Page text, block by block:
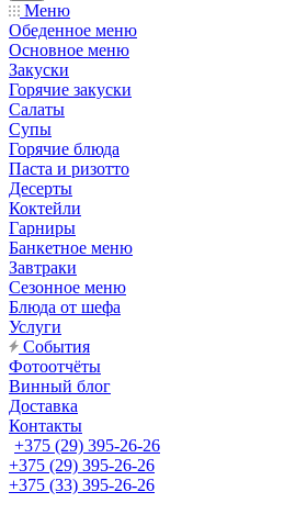
Меню
Обеденное меню
Основное меню
Закуски
Горячие закуски
Салаты
Супы
Горячие блюда
Паста и ризотто
Десерты
Коктейли
Гарниры
Банкетное меню
Завтраки
Сезонное меню
Блюда от шефа
Услуги
События
Фотоотчёты
Винный блог
Доставка
Контакты
+375 (29) 395-26-26
+375 (29) 395-26-26
+375 (33) 395-26-26